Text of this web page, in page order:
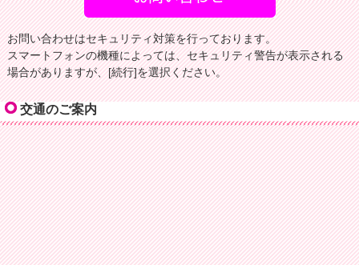
お問い合わせはセキュリティ対策を行っております。
スマートフォンの機種によっては、セキュリティ警告が表示される
場合がありますが、[続行]を選択ください。
交通のご案内